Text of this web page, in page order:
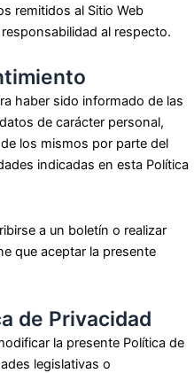
remitidos al Sitio Web
al respecto.
haber sido informado de las
de carácter personal,
los mismos por parte del
indicadas en esta Política
a un boletín o realizar
que aceptar la presente
de Privacidad
la presente Política de
legislativas o